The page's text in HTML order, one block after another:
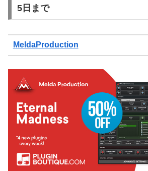
5日まで
MeldaProduction